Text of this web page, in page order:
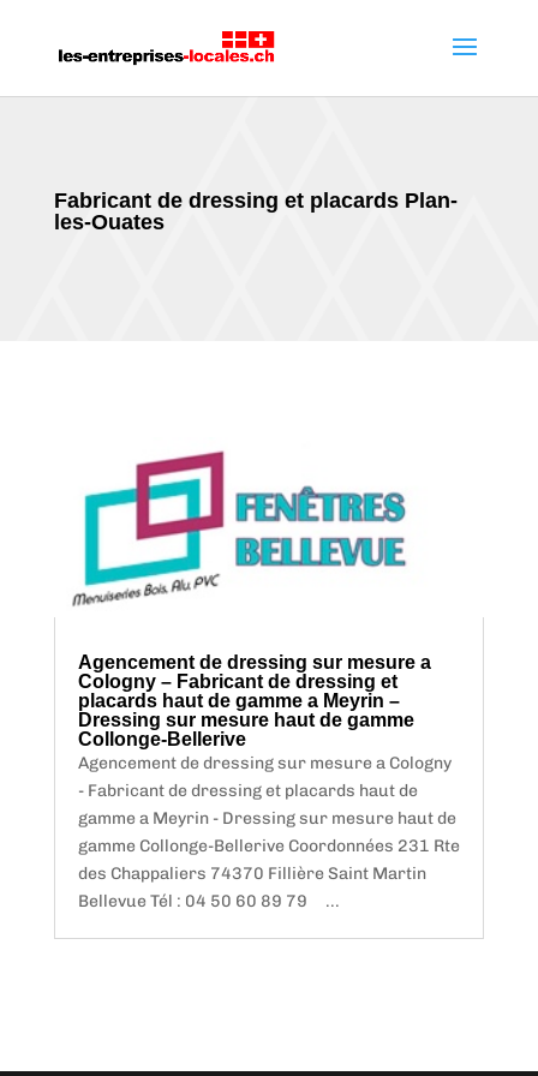
Fabricant de dressing et placards Plan-
les-Ouates
Agencement de dressing sur mesure a
Cologny – Fabricant de dressing et
placards haut de gamme a Meyrin –
Dressing sur mesure haut de gamme
Collonge-Bellerive
Agencement de dressing sur mesure a Cologny
- Fabricant de dressing et placards haut de
gamme a Meyrin - Dressing sur mesure haut de
gamme Collonge-Bellerive Coordonnées 231 Rte
des Chappaliers 74370 Fillière Saint Martin
Bellevue Tél : 04 50 60 89 79 ...